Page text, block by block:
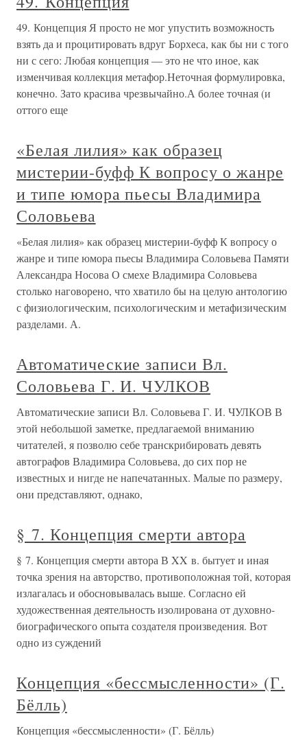
49. Концепция Я просто не мог упустить возможность
взять да и процитировать вдруг Борхеса, как бы ни с того
ни с сего: Любая концепция — это не что иное, как
изменчивая коллекция метафор.Неточная формулировка,
конечно. Зато красива чрезвычайно.А более точная (и
оттого еще
«Белая лилия» как образец
мистерии-буфф К вопросу о жанре
и типе юмора пьесы Владимира
Соловьева
«Белая лилия» как образец мистерии-буфф К вопросу о
жанре и типе юмора пьесы Владимира Соловьева Памяти
Александра Носова О смехе Владимира Соловьева
столько наговорено, что хватило бы на целую антологию
с физиологическим, психологическим и метафизическим
разделами. А.
Автоматические записи Вл.
Соловьева Г. И. ЧУЛКОВ
Автоматические записи Вл. Соловьева Г. И. ЧУЛКОВ В
этой небольшой заметке, предлагаемой вниманию
читателей, я позволю себе транскрибировать девять
автографов Владимира Соловьева, до сих пор не
известных и нигде не напечатанных. Малые по размеру,
они представляют, однако,
§ 7. Концепция смерти автора
§ 7. Концепция смерти автора В XX в. бытует и иная
точка зрения на авторство, противоположная той, которая
излагалась и обосновывалась выше. Согласно ей
художественная деятельность изолирована от духовно-
биографического опыта создателя произведения. Вот
одно из суждений
Концепция «бессмысленности» (Г.
Бёлль)
Концепция «бессмысленности» (Г. Бёлль)